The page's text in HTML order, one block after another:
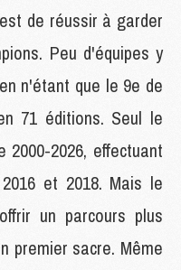
de réussir à garder
Peu d'équipes y
n'étant que le 9e de
71 éditions. Seul le
2026, effectuant
et 2018. Mais le
un parcours plus
premier sacre. Même